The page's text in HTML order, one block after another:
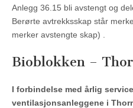
Anlegg 36.15 bli avstengt og
Berørte avtrekksskap står
merker avstengte skap) .
Bioblokken –
I forbindelse med årlig
ventilasjonsanleggene i